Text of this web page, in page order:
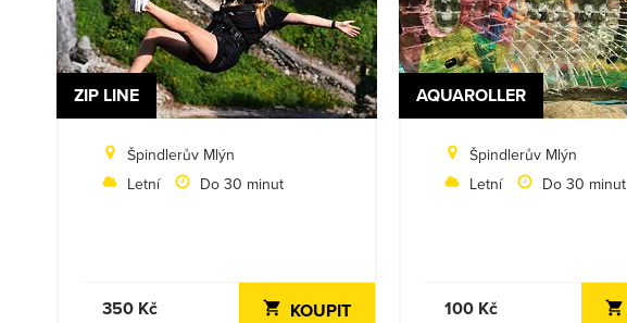
ZIP LINE
Špindlerův Mlýn
Letní
Do 30 minut
350 Kč KOUPIT
AQUAROLLER
Špindlerův Mlýn
Letní
Do 30 minut
100 Kč